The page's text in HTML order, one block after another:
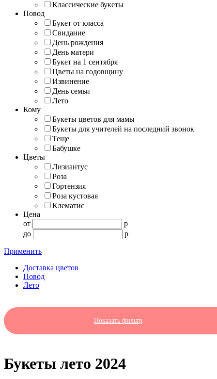
Классические букеты
Повод
Букет от класса
Свидание
День рождения
День матери
Букет на 1 сентября
Цветы на годовщину
Извинение
День семьи
Лето
Кому
Букеты цветов для мамы
Букеты для учителей на последний звонок
Теще
Бабушке
Цветы
Лизиантус
Роза
Гортензия
Роза кустовая
Клематис
Цена
от
p
до
p
Применить
Доставка цветов
Повод
Лето
Показать фильтр
Букеты лето 2024